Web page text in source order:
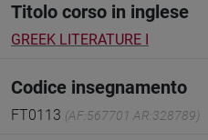
Titolo corso in inglese
GREEK LITERATURE I
Codice insegnamento
FT0113 (AF:567701 AR:328789)